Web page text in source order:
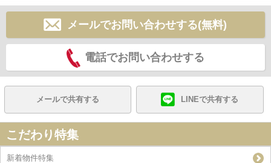
メールでお問い合わせする(無料)
電話でお問い合わせする
メールで共有する LINEで共有する
こだわり特集
新着物件特集